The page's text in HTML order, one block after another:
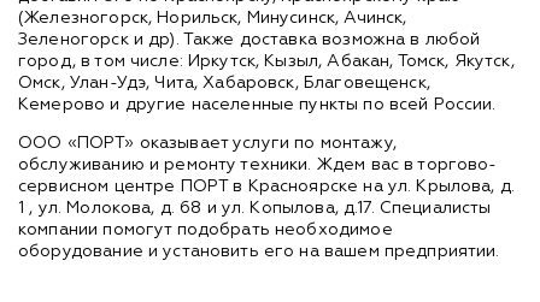
(Железногорск, Норильск, Минусинск, Ачинск,
Зеленогорск и др). Также доставка возможна в любой
город, в том числе: Иркутск, Кызыл, Абакан, Томск, Якутск,
Омск, Улан-Удэ, Чита, Хабаровск, Благовещенск,
Кемерово и другие населенные пункты по всей России.
ООО «ПОРТ» оказывает услуги по монтажу,
обслуживанию и ремонту техники. Ждем вас в торгово-
сервисном центре ПОРТ в Красноярске на ул. Крылова, д.
1 , ул. Молокова, д. 68 и ул. Копылова, д.17. Специалисты
компании помогут подобрать необходимое
оборудование и установить его на вашем предприятии.